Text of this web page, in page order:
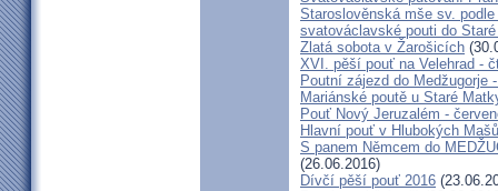
Staroslověnská mše sv.
svatováclavské pouti do
Zlatá sobota v Žarošicích
XVI. pěší pouť na Velehrad -
Poutní zájezd do Medžugorje
Mariánské poutě u Staré
Pouť Nový Jeruzalém -
Hlavní pouť v Hlubokých
S panem Němcem do
(26.06.2016)
Dívčí pěší pouť 2016